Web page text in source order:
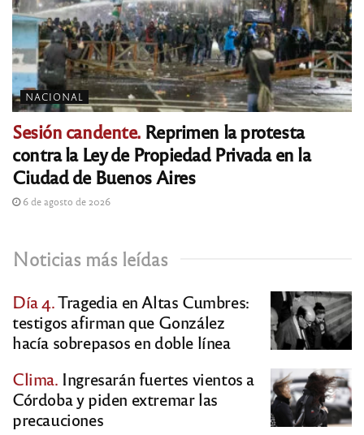
NACIONAL
Sesión candente.Reprimen la protesta
contra la Ley de Propiedad Privada en la
Ciudad de Buenos Aires
6 de agosto de 2026
Noticias más leídas
Día 4.Tragedia en Altas Cumbres:
testigos afirman que González
hacía sobrepasos en doble línea
Clima. Ingresarán fuertes vientos a
Córdoba y piden extremar las
precauciones